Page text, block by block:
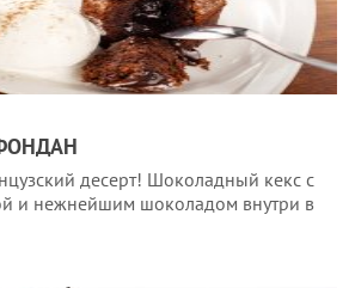
десерт! Шоколадный кекс с
и нежнейшим шоколадом внутри в